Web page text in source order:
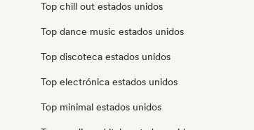
Top chill out estados unidos
Top dance music estados unidos
Top discoteca estados unidos
Top electrónica estados unidos
Top minimal estados unidos